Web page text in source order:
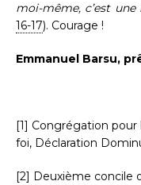
moi-même, c’est
16-17). Courage !
Emmanuel Barsu,
[1] Congrégation pour
foi, Déclaration
[2] Deuxième